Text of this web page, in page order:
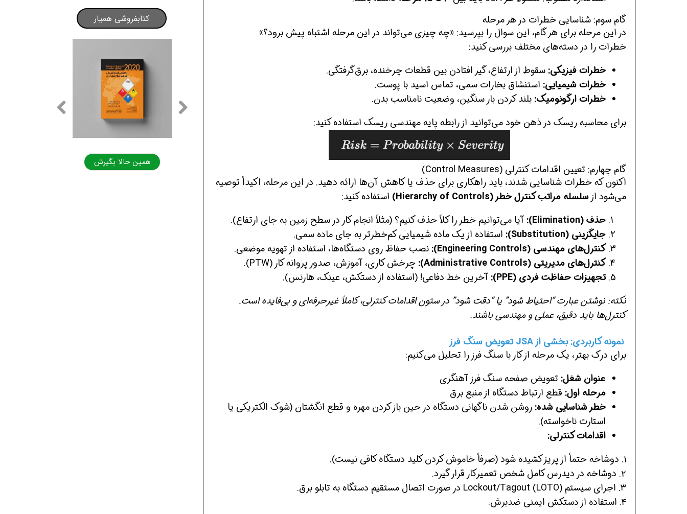
گام سوم: شناسایی خطرات در هر مرحله
در این مرحله برای هر گام، این سوال را بپرسید: «چه چیزی می‌تواند در این مرحله اشتباه پیش برود؟»
خطرات را در دسته‌های مختلف بررسی کنید:
خطرات فیزیکی: سقوط از ارتفاع، گیر افتادن بین قطعات چرخنده، برق‌گرفتگی.
خطرات شیمیایی: استنشاق بخارات سمی، تماس اسید با پوست.
خطرات ارگونومیک: بلند کردن بار سنگین، وضعیت نامناسب بدن.
برای محاسبه ریسک در ذهن خود می‌توانید از رابطه پایه مهندسی ریسک استفاده کنید:
گام چهارم: تعیین اقدامات کنترلی (Control Measures)
اکنون که خطرات شناسایی شدند، باید راهکاری برای حذف یا کاهش آن‌ها ارائه دهید. در این مرحله، اکیداً توصیه
می‌شود ازسلسله مراتب کنترل خطر (Hierarchy of Controls)
استفاده کنید:
حذف (Elimination):
آیا می‌توانیم خطر را کلاً حذف کنیم؟ (مثلاً انجام کار در سطح زمین به جای ارتفاع).
جایگزینی (Substitution):
استفاده از یک ماده شیمیایی کم‌خطرتر به جای ماده سمی.
کنترل‌های مهندسی (Engineering Controls):
نصب حفاظ روی دستگاه‌ها، استفاده از تهویه موضعی.
کنترل‌های مدیریتی (Administrative Controls):
چرخش کاری، آموزش، صدور پروانه کار (PTW).
تجهیزات حفاظت فردی (PPE):
آخرین خط دفاعی! (استفاده از دستکش، عینک، هارنس).
نکته: نوشتن عبارت “احتیاط شود” یا “دقت شود” در ستون اقدامات کنترلی، کاملاً غیرحرفه‌ای و بی‌فایده است.
کنترل‌ها باید دقیق، عملی و مهندسی باشند.
نمونه کاربردی: بخشی از JSA تعویض سنگ فرز
برای درک بهتر، یک مرحله از کار با سنگ فرز را تحلیل می‌کنیم:
عنوان شغل: تعویض صفحه سنگ فرز آهنگری
مرحله اول: قطع ارتباط دستگاه از منبع برق
خطر شناسایی شده: روشن شدن ناگهانی دستگاه در حین باز کردن مهره و قطع انگشتان (شوک الکتریکی یا
استارت ناخواسته).
اقدامات کنترلی:
۱. دوشاخه حتماً از پریز کشیده شود (صرفاً خاموش کردن کلید دستگاه کافی نیست).
۲. دوشاخه در دیدرس کامل شخص تعمیرکار قرار گیرد.
۳. اجرای سیستم Lockout/Tagout (LOTO) در صورت اتصال مستقیم دستگاه به تابلو برق.
۴. استفاده از دستکش ایمنی ضدبرش.
کتابفروشی همیار
همین حالا بگیرش همین حالا بگیرش همین حالا بگیرش همین حالا بگیرش همین حالا بگیرش